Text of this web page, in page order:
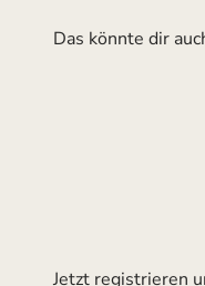
Jetzt registrieren